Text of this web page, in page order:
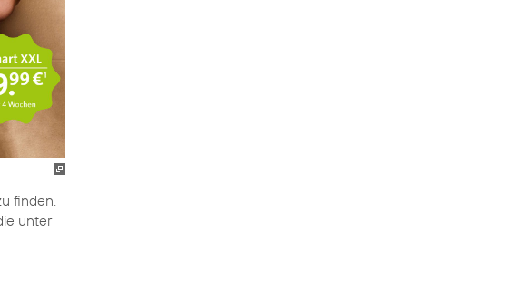
finden.
unter